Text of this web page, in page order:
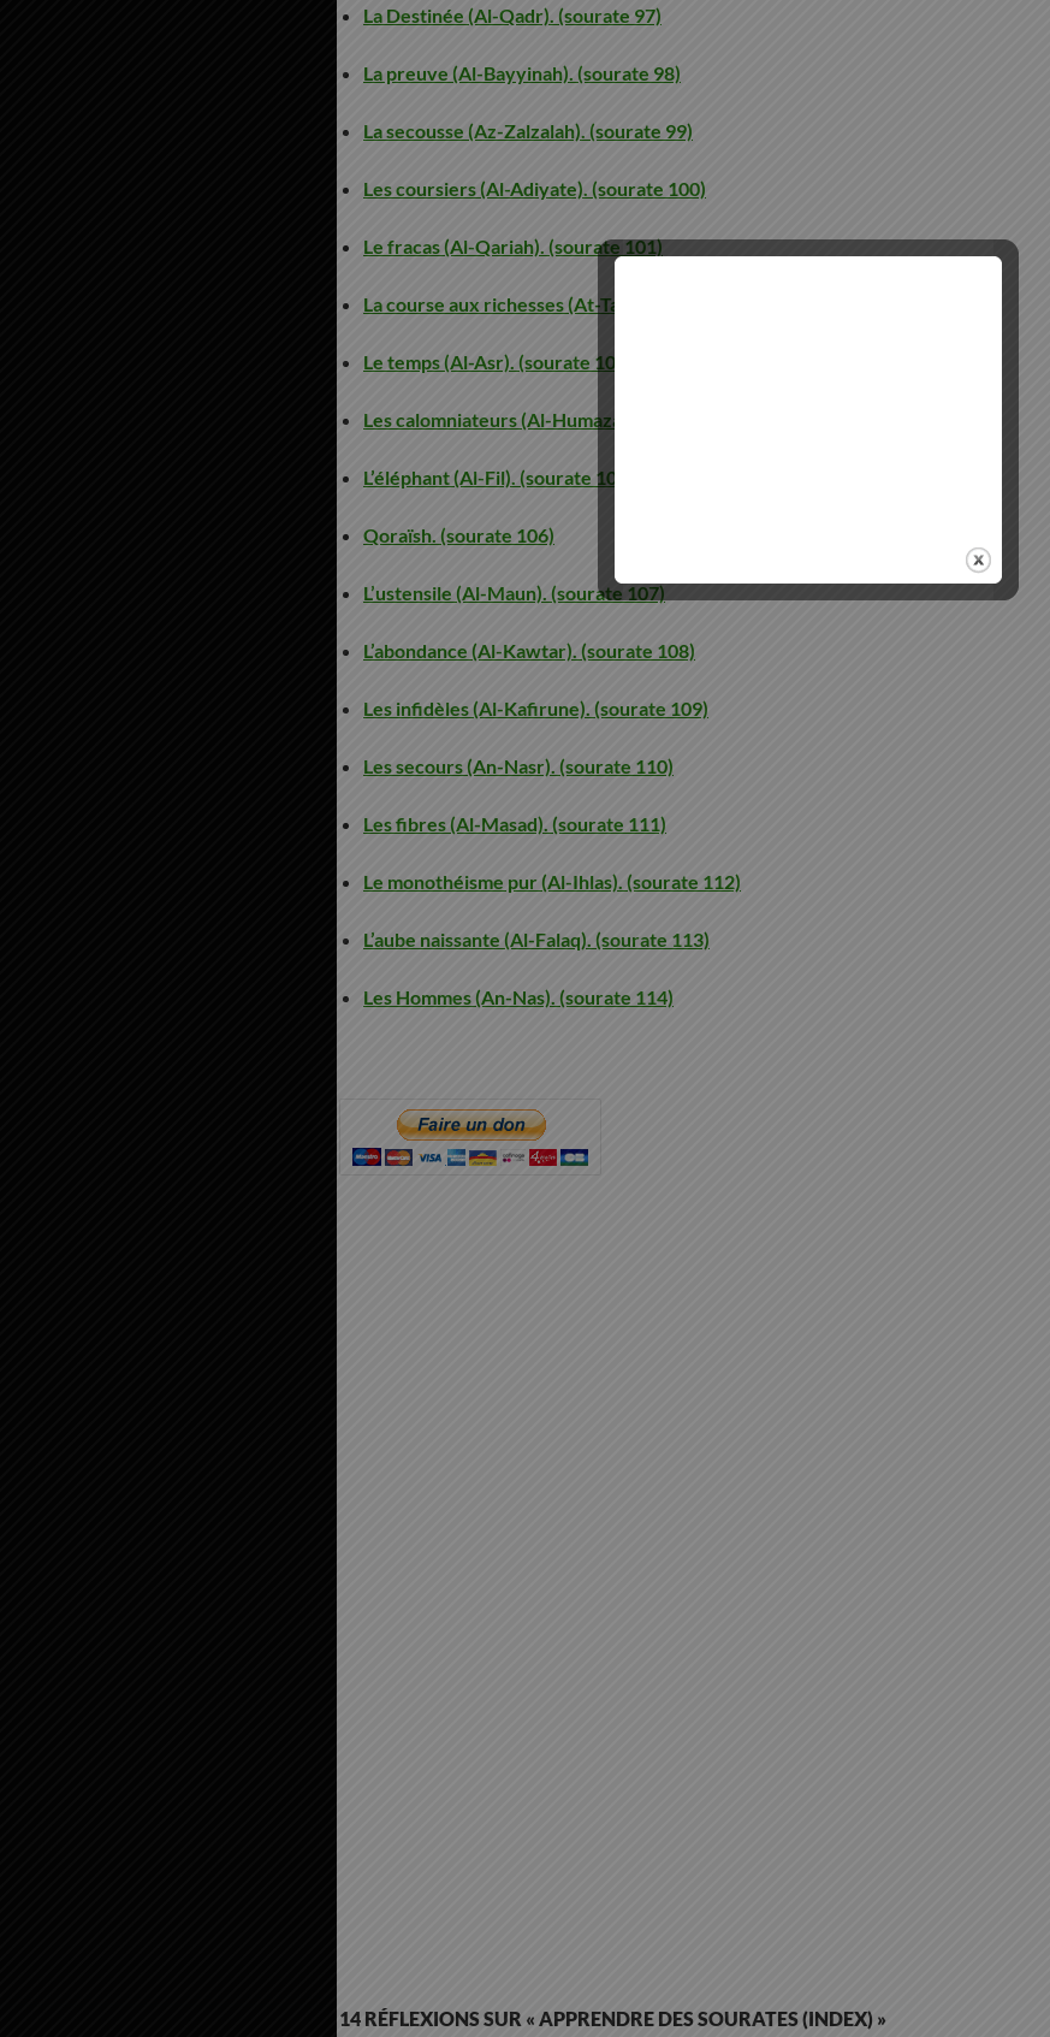
La Destinée (Al-Qadr). (sourate 97)
La preuve (Al-Bayyinah). (sourate 98)
La secousse (Az-Zalzalah). (sourate 99)
Les coursiers (Al-Adiyate). (sourate 100)
Le fracas (Al-Qariah). (sourate 101)
La course aux richesses (At-Takatur). (sourate 102)
Le temps (Al-Asr). (sourate 103)
Les calomniateurs (Al-Humazah). (sourate 104)
L’éléphant (Al-Fil). (sourate 105)
Qoraïsh. (sourate 106)
L’ustensile (Al-Maun). (sourate 107)
L’abondance (Al-Kawtar). (sourate 108)
Les infidèles (Al-Kafirune). (sourate 109)
Les secours (An-Nasr). (sourate 110)
Les fibres (Al-Masad). (sourate 111)
Le monothéisme pur (Al-Ihlas). (sourate 112)
L’aube naissante (Al-Falaq). (sourate 113)
Les Hommes (An-Nas). (sourate 114)
14 RÉFLEXIONS SUR « APPRENDRE DES SOURATES (INDEX) »